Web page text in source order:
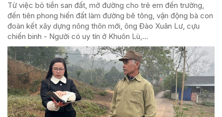
Từ việc bỏ tiền san đất, mở đường cho trẻ em đến trường,
đến tiên phong hiến đất làm đường bê tông, vận động bà con
đoàn kết xây dựng nông thôn mới, ông Đào Xuân Lư, cựu
chiến binh - Người có uy tín ở Khuôn Lù,...